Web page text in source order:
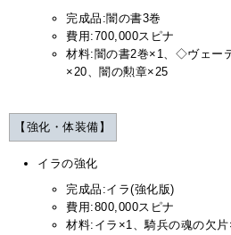
完成品:闇の書3巻
費用:700,000スピナ
材料:闇の書2巻×1、◇ヴェー
×20、闇の勲章×25
【強化・体装備】
イラの強化
完成品:イラ(強化版)
費用:800,000スピナ
材料:イラ×1、騎兵の魂の欠